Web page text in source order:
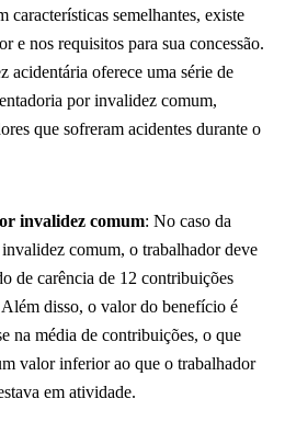
características semelhantes, existe
e nos requisitos para sua concessão.
acidentária oferece uma série de
por invalidez comum,
que sofreram acidentes durante o
invalidez comum: No caso da
comum, o trabalhador deve
de carência de 12 contribuições
disso, o valor do benefício é
na média de contribuições, o que
valor inferior ao que o trabalhador
em atividade.